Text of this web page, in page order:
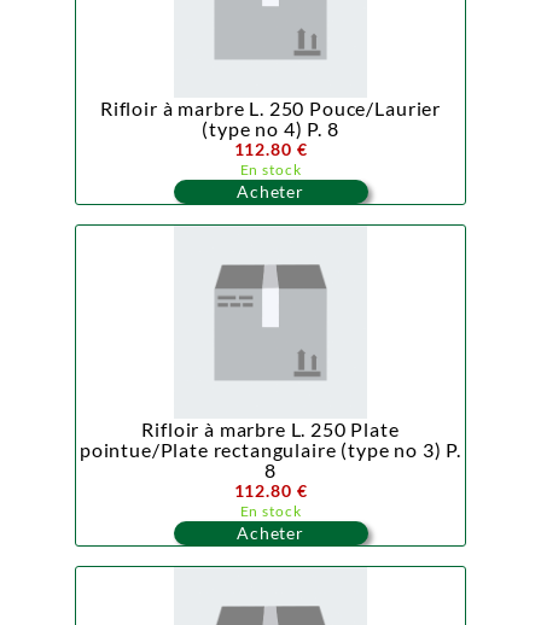
Rifloir à marbre L. 250 Pouce/Laurier
(type no 4) P. 8
112.80 €
En stock
Acheter
Rifloir à marbre L. 250 Plate
pointue/Plate rectangulaire (type no 3) P.
8
112.80 €
En stock
Acheter